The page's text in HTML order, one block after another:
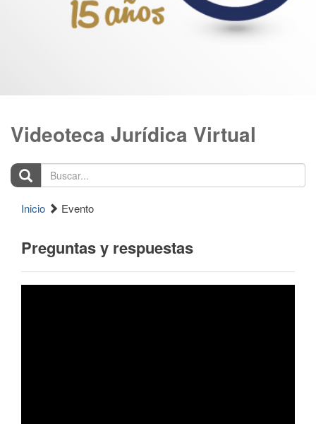
Videoteca Jurídica Virtual
Buscar...
Inicio Evento
Preguntas y respuestas